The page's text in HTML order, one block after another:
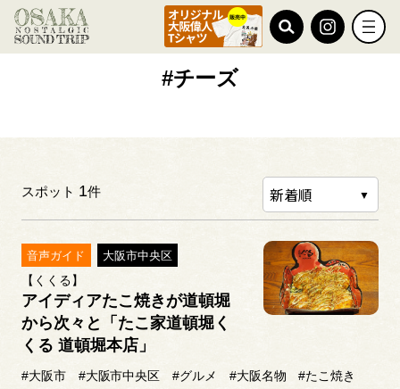
TOP #チーズ
#チーズ
スポット 1件
音声ガイド 大阪市中央区
【くくる】
アイディアたこ焼きが道頓堀
から次々と「たこ家道頓堀く
くる 道頓堀本店」
#大阪市 #大阪市中央区 #グルメ #大阪名物
#たこ焼き